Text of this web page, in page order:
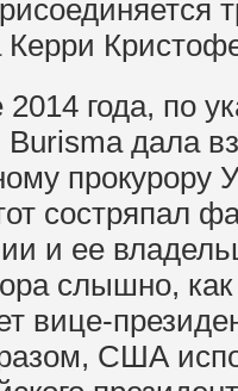
Керри
года, по
дала
прокурору
состряпал
и ее
слышно,
вице-
США